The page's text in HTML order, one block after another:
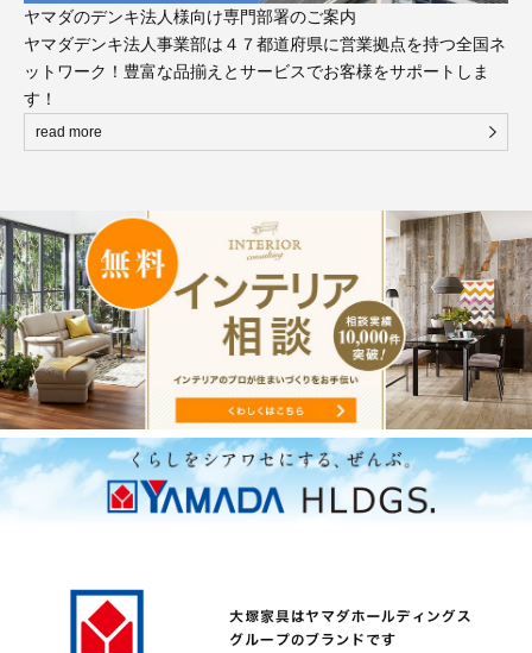
ヤマダのデンキ法人様向け専門部署のご案内
ヤマダデンキ法人事業部は４７都道府県に営業拠点を持つ全国ネ
ットワーク！豊富な品揃えとサービスでお客様をサポートしま
す！
read more